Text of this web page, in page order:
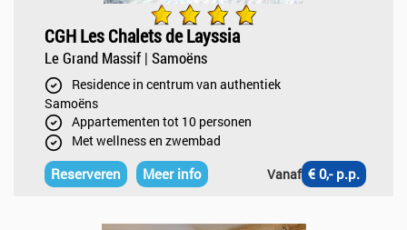
CGH Les Chalets de Layssia
Le Grand Massif | Samoëns
Residence in centrum van authentiek
Samoëns
Appartementen tot 10 personen
Met wellness en zwembad
Reserveren Meer info Vanaf € 0,- p.p.